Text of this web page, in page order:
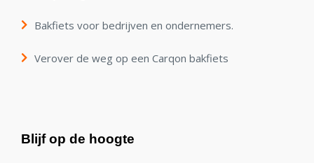
Bakfiets voor bedrijven en ondernemers.
Verover de weg op een Carqon bakfiets
Blijf op de hoogte